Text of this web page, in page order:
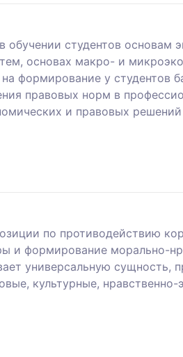
студентов
основах макро- и
формирование у студентов
правовых норм в
и правовых
по противодействию
и формирование морально-
универсальную
культурные,